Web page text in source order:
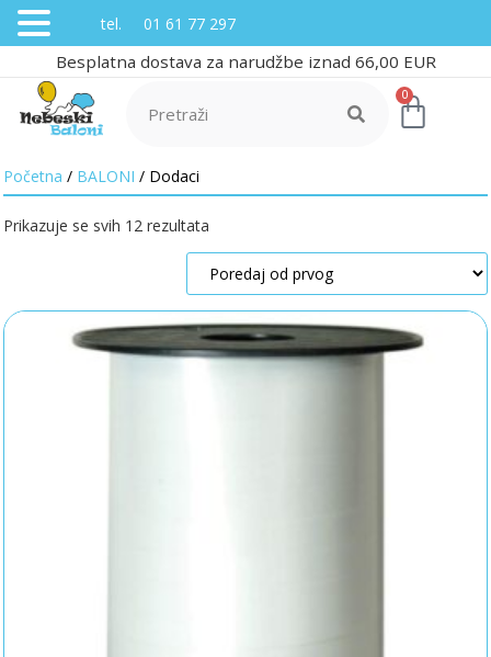
Besplatna dostava za narudžbe iznad 66,00 EUR
0
Početna / BALONI / Dodaci
Prikazuje se svih 12 rezultata
tel. 01 61 77 297